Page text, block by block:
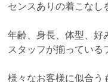
センスありの着こなし
年齢、身長、体型、好
スタッフが揃っている
様々なお客様に似合う